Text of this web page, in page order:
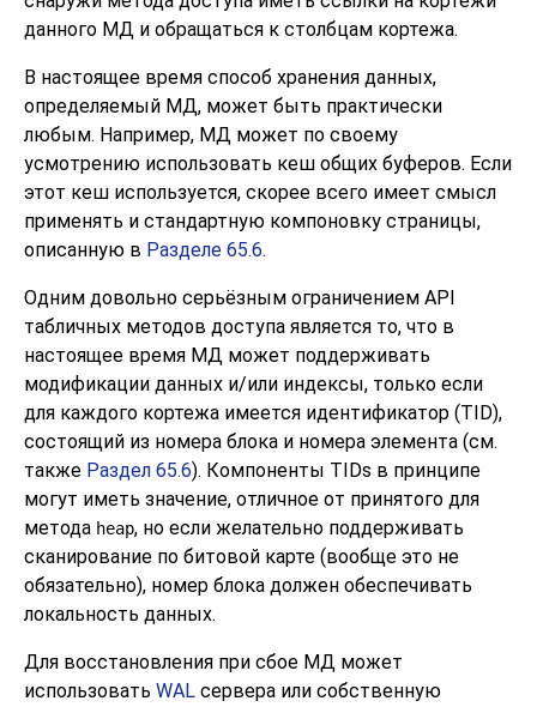
данного МД и обращаться к столбцам кортежа.
В настоящее время способ хранения данных,
определяемый МД, может быть практически
любым. Например, МД может по своему
усмотрению использовать кеш общих буферов. Если
этот кеш используется, скорее всего имеет смысл
применять и стандартную компоновку страницы,
описанную в Разделе 65.6.
Одним довольно серьёзным ограничением API
табличных методов доступа является то, что в
настоящее время МД может поддерживать
модификации данных и/или индексы, только если
для каждого кортежа имеется идентификатор (TID),
состоящий из номера блока и номера элемента (см.
также Раздел 65.6). Компоненты TIDs в принципе
могут иметь значение, отличное от принятого для
метода heap, но если желательно поддерживать
сканирование по битовой карте (вообще это не
обязательно), номер блока должен обеспечивать
локальность данных.
Для восстановления при сбое МД может
использовать WAL сервера или собственную